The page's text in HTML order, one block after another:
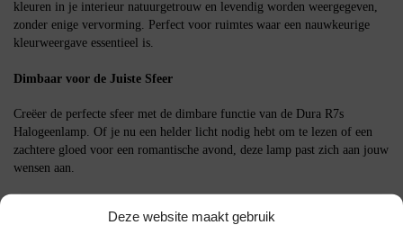
Deze website maakt gebruik
kleuren in je interieur natuurgetrouw en levendig worden weergegeven,
zonder enige vervorming. Perfect voor ruimtes waar een nauwkeurige
kleurweergave essentieel is.
Dimbaar voor de Juiste Sfeer
Creëer de perfecte sfeer met de dimbare functie van de Dura R7s
Halogeenlamp. Of je nu een helder licht nodig hebt om te lezen of een
zachtere gloed voor een romantische avond, deze lamp past zich aan jouw
wensen aan.